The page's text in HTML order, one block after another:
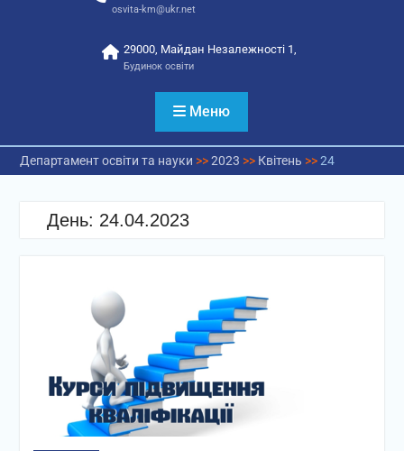
osvita-km@ukr.net
29000, Майдан Незалежності 1,
Будинок освіти
Меню
Департамент освіти та науки >>2023 >> Квітень >>24
День: 24.04.2023